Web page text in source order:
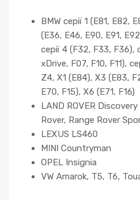
BMW серії 1 (E81, E82,
(E36, E46, E90, E91,
серії 4 (F32, F33, F36),
xDrive, F07, F10, F11),
Z4, X1 (E84), X3 (E83,
E70, F15), X6 (E71, F16)
LAND ROVER
Rover, Range Rover
LEXUS LS460
MINI Countryman
OPEL Insignia
VW Amarok, T5, T6,